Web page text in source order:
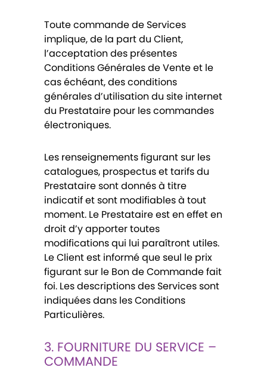
Toute commande de Services
implique, de la part du Client,
l’acceptation des présentes
Conditions Générales de Vente et le
cas échéant, des conditions
générales d’utilisation du site internet
du Prestataire pour les commandes
électroniques.
Les renseignements figurant sur les
catalogues, prospectus et tarifs du
Prestataire sont donnés à titre
indicatif et sont modifiables à tout
moment. Le Prestataire est en effet en
droit d’y apporter toutes
modifications qui lui paraîtront utiles.
Le Client est informé que seul le prix
figurant sur le Bon de Commande fait
foi. Les descriptions des Services sont
indiquées dans les Conditions
Particulières.
3. FOURNITURE DU SERVICE –
COMMANDE